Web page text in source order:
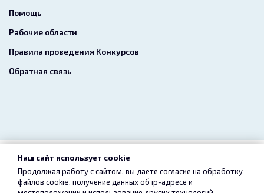
Помощь
Рабочие области
Правила проведения Конкурсов
Обратная связь
2026 freelance.boutique
Пользовательское соглашение Конфиденциальность
Наш сайт использует cookie
Продолжая работу с сайтом, вы даете согласие на обработку
файлов cookie, получение данных об ip-адресе и